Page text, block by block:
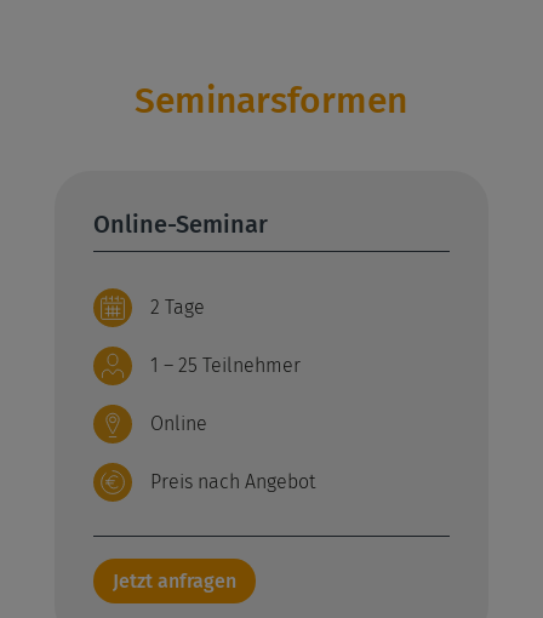
Seminarsformen
Online-Seminar
2 Tage
1 – 25 Teilnehmer
Online
Preis nach Angebot
Jetzt anfragen